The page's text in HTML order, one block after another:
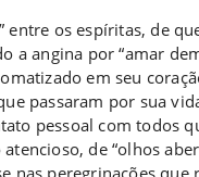
entre os espíritas, de
a angina por “amar
em seu
passaram por sua
pessoal com todos
de “olhos
nas peregrinações que